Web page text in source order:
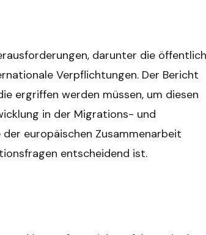
darunter die
Verpflichtungen. Der Bericht
ergriffen werden müssen, um diesen
in der Migrations- und
europäischen Zusammenarbeit
entscheidend ist.